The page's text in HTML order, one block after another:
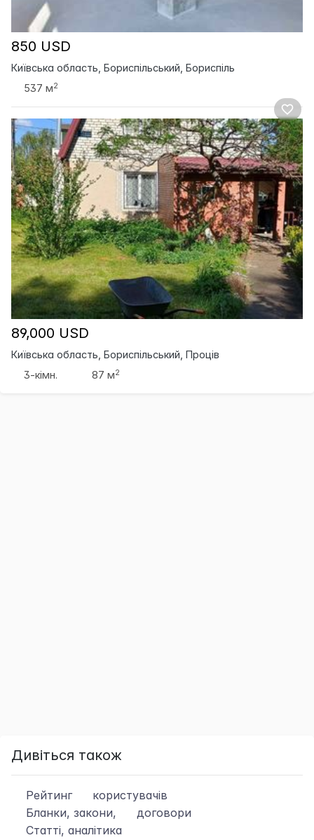
850 USD
Київська область, Бориспільський, Бориспіль
537 м2
89,000 USD
Київська область, Бориспільський, Проців
3-кімн.
87 м2
Дивіться також
Рейтинг
користувачів
Бланки, закони,
договори
Статті, аналітика